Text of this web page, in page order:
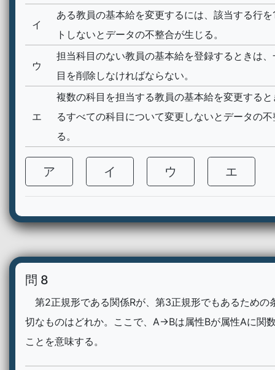
イ
ある教員の基本給を変更するには、該当する行
トしないとデータの不整合が生じる。
ウ
担当科目のない教員の基本給を登録するときは
目を削除しなければならない。
エ
複数の科目を担当する教員の基本給を変更する
るすべての科目について変更しないとデータの
る。
ア イ ウ エ
問 8
第2正規形である関係Rが、第3正規形でもあるための
切なものはどれか。ここで、A→Bは属性Bが属性Aに関
ことを意味する。